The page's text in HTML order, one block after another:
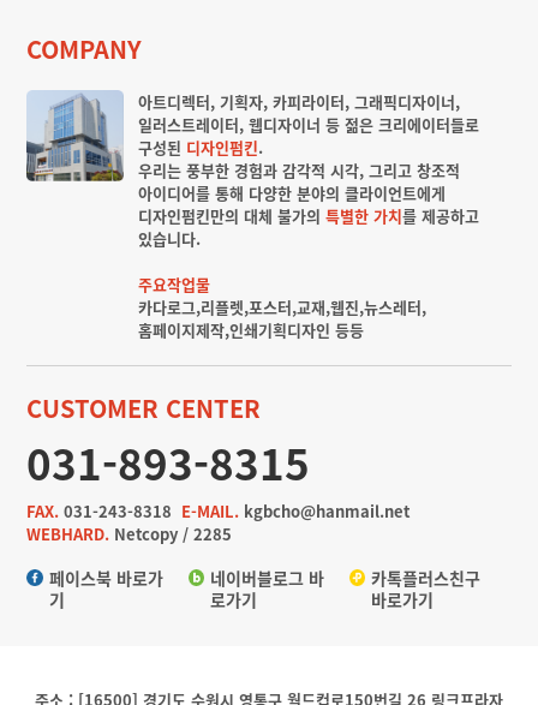
COMPANY
아트디렉터, 기획자, 카피라이터, 그래픽디자이너,
일러스트레이터, 웹디자이너 등 젊은 크리에이터들로
구성된 디자인펌킨.
우리는 풍부한 경험과 감각적 시각, 그리고 창조적
아이디어를 통해 다양한 분야의 클라이언트에게
디자인펌킨만의 대체 불가의특별한 가치를 제공하고
있습니다.
주요작업물
카다로그,리플렛,포스터,교재,웹진,뉴스레터,
홈페이지제작,인쇄기획디자인 등등
CUSTOMER CENTER
031-893-8315
FAX. 031-243-8318 E-MAIL. kgbcho@hanmail.net
WEBHARD. Netcopy / 2285
페이스북 바로가
기
네이버블로그 바
로가기
카톡플러스친구
바로가기
주소 : [16500] 경기도 수원시 영통구 월드컵로150번길 26 링크프라자